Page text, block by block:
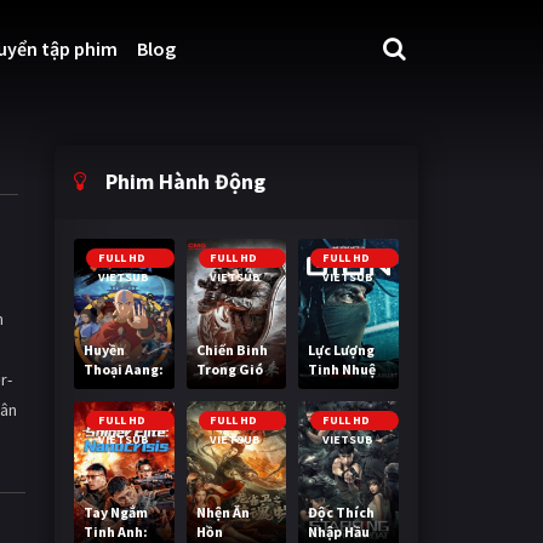
tập phim Blog
Phim Hành Động
FULL HD
VIETSUB
Huyền
Thoại Aang:
Tiết Khí Sư
Cuối Cùng
FULL HD
VIETSUB
Chiến Binh
Trong Gió
FULL HD
VIETSUB
Lực Lượng
Tinh Nhuệ
FULL HD
VIETSUB
Tay Ngắm
Tinh Anh:
FULL HD
VIETSUB
Nhện Ăn
Hồn
FULL HD
VIETSUB
Độc Thích
Nhập Hầu